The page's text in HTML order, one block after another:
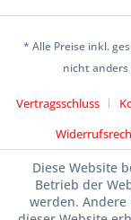
* Alle Preise inkl.
nicht
Vertragsschluss
Diese Website
Betrieb der
werden. Andere